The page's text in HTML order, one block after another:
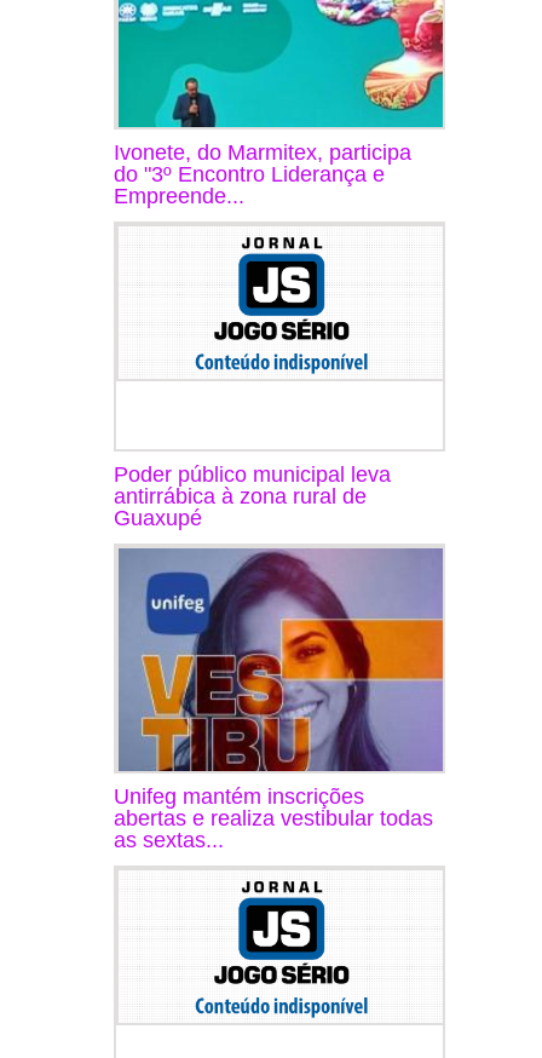
Ivonete, do Marmitex, participa
do "3º Encontro Liderança e
Empreende...
Poder público municipal leva
antirrábica à zona rural de
Guaxupé
Unifeg mantém inscrições
abertas e realiza vestibular todas
as sextas...